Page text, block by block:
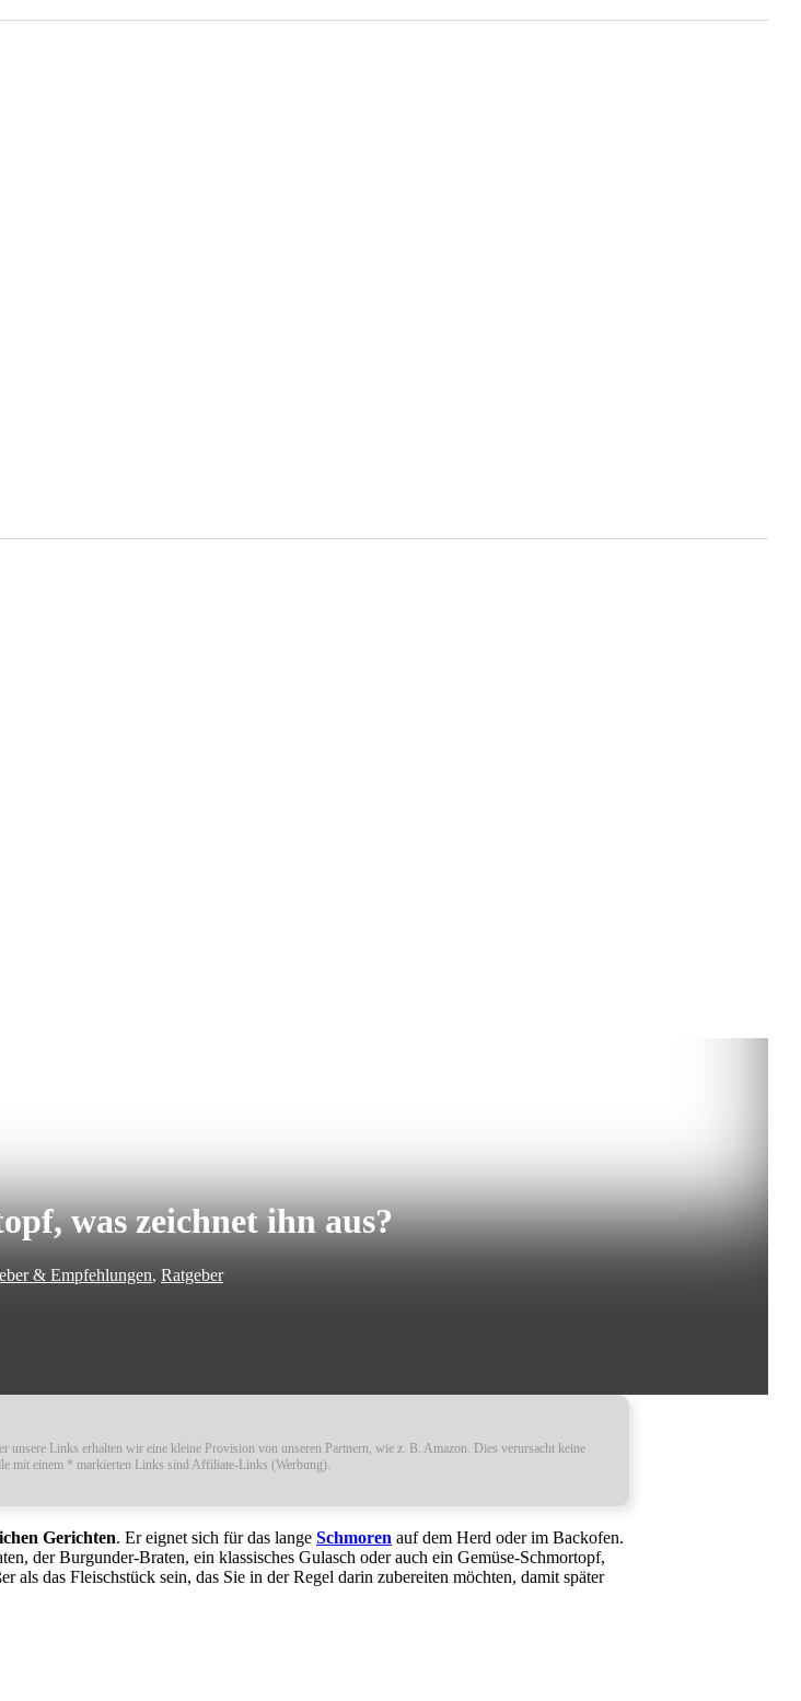
was zeichnet ihn aus?
& Empfehlungen, Ratgeber
Links erhalten wir eine kleine Provision von unseren Partnern, wie z. B. Amazon. Dies verursacht keine
mit einem * markierten Links sind Affiliate-Links (Werbung).
Gerichten. Er eignet sich für das lange Schmoren auf dem Herd oder im Backofen.
der Burgunder-Braten, ein klassisches Gulasch oder auch ein Gemüse-Schmortopf,
als das Fleischstück sein, das Sie in der Regel darin zubereiten möchten, damit später